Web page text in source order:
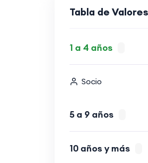
Tabla de Valores
1 a 4 años
Socio
5 a 9 años
10 años y más